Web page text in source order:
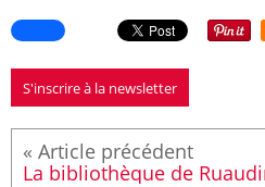
S'inscrire à la newsletter
La bibliothèque de